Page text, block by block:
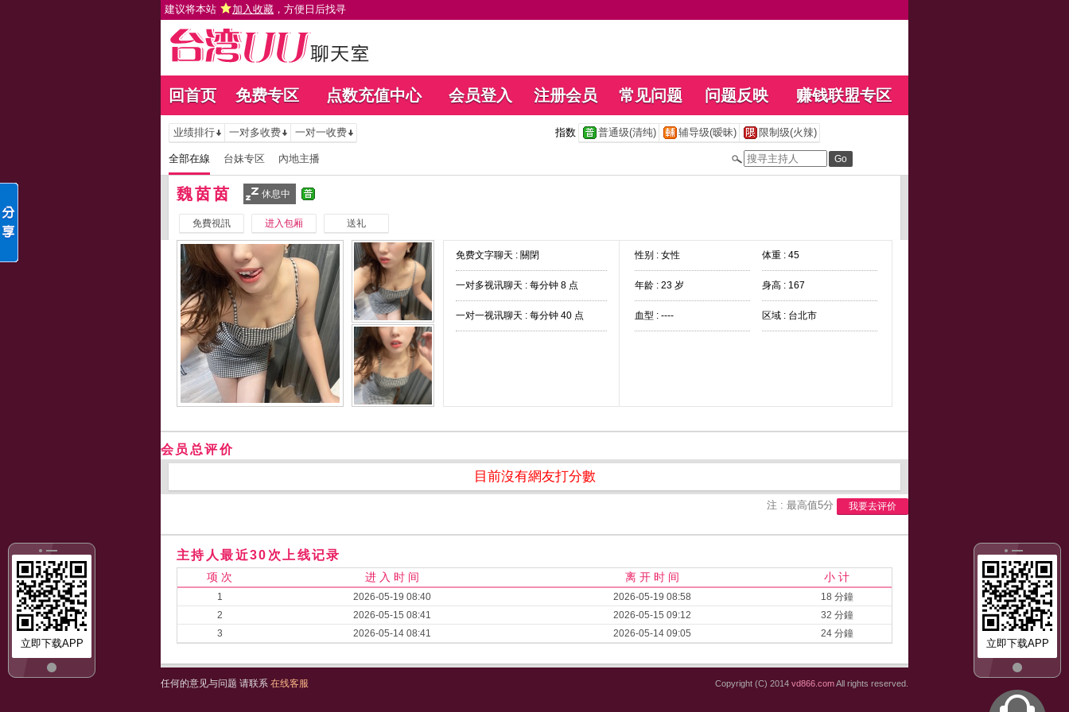
建议将本站 加入收藏 ，方便日后找寻
回首页 免费专区 点数充值中心 会员登入 注册会员 常见问题 问题反映 赚钱联盟专区
立即下载APP
立即下载APP
业绩排行 一对多收费 一对一收费 指数 普通级(清纯) 辅导级(暧昧) 限制级(火辣)
全部在線 台妹专区 內地主播
魏茵茵 休息中
免費視訊 进入包厢 送礼
免费文字聊天 : 關閉
一对多视讯聊天 : 每分钟 8 点
一对一视讯聊天 : 每分钟 40 点
性别 : 女性 体重 : 45
年龄 : 23 岁 身高 : 167
血型 : ---- 区域 : 台北市
会员总评价
目前沒有網友打分數
注 : 最高值5分 我要去评价
主持人最近30次上线记录
项 次 进 入 时 间 离 开 时 间 小 计
1 2026-05-19 08:40 2026-05-19 08:58
18 分鐘
2
2026-05-15 08:41 2026-05-15 09:12
32 分鐘
3
2026-05-14 08:41 2026-05-14 09:05 24 分鐘
任何的意见与问题 请联系 在线客服 Copyright (C) 2014 vd866.comAll rights reserved.